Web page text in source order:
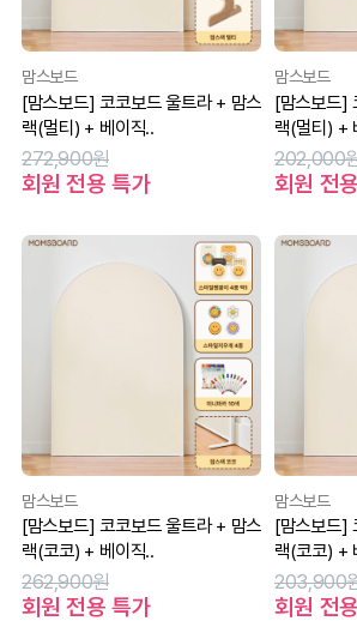
맘스보드
[맘스보드] 코코보드 울트라 + 맘스
랙(멀티) + 베이직..
272,900원
회원 전용 특가
맘스보드
[맘스보드]
랙(멀티) +
202,000
회원 전
맘스보드
[맘스보드] 코코보드 울트라 + 맘스
랙(코코) + 베이직..
262,900원
회원 전용 특가
맘스보드
[맘스보드]
랙(코코) +
203,900
회원 전